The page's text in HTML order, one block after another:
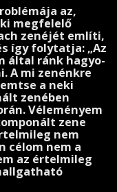
az,
megfelelő
zenéjét említi,
így foly­tatja: „Az
által ránk hagyo­
A mi zenénkre
a neki
zenében
Véleményem
zene
nem
célom nem a
az értelmileg